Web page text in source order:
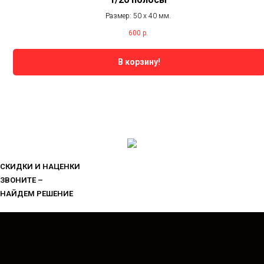
Размер: 50 х 40 мм.
600 р.
В корзину!
СКИДКИ И НАЦЕНКИ
ЗВОНИТЕ –
НАЙДЕМ РЕШЕНИЕ